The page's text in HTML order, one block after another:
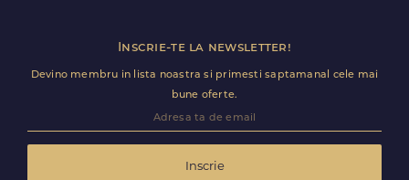
Inscrie-te la newsletter!
Devino membru in lista noastra si primesti saptamanal cele mai
bune oferte.
Inscrie